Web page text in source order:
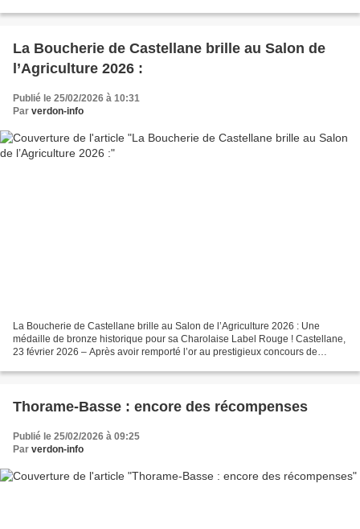
La Boucherie de Castellane brille au Salon de
l’Agriculture 2026 :
Publié le 25/02/2026 à 10:31
Par verdon-info
La Boucherie de Castellane brille au Salon de l’Agriculture 2026 : Une
médaille de bronze historique pour sa Charolaise Label Rouge ! Castellane,
23 février 2026 – Après avoir remporté l’or au prestigieux concours de
Thorame-Basse : encore des récompenses
Publié le 25/02/2026 à 09:25
Par verdon-info